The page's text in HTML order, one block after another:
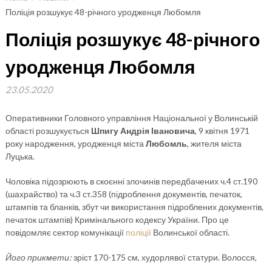
Поліція розшукує 48-річного уродженця Любомля
Поліція розшукує 48-річного
уродженця Любомля
23.05.2020
Оперативники Головного управління Національної у Волинській
області розшукується Шпигу Андрія Івановича, 9 квітня 1971
року народження, уродженця міста Любомль, жителя міста
Луцька.
Чоловіка підозрюють в скоєнні злочинів передбачених ч.4 ст.190
(шахрайство) та ч.3 ст.358 (підроблення документів, печаток,
штампів та бланків, збут чи використання підроблених документів,
печаток штампів) Кримінального кодексу України. Про це
повідомляє сектор комунікації поліції Волинської області.
Його прикмети:зріст 170-175 см, худорлявої статури. Волосся,